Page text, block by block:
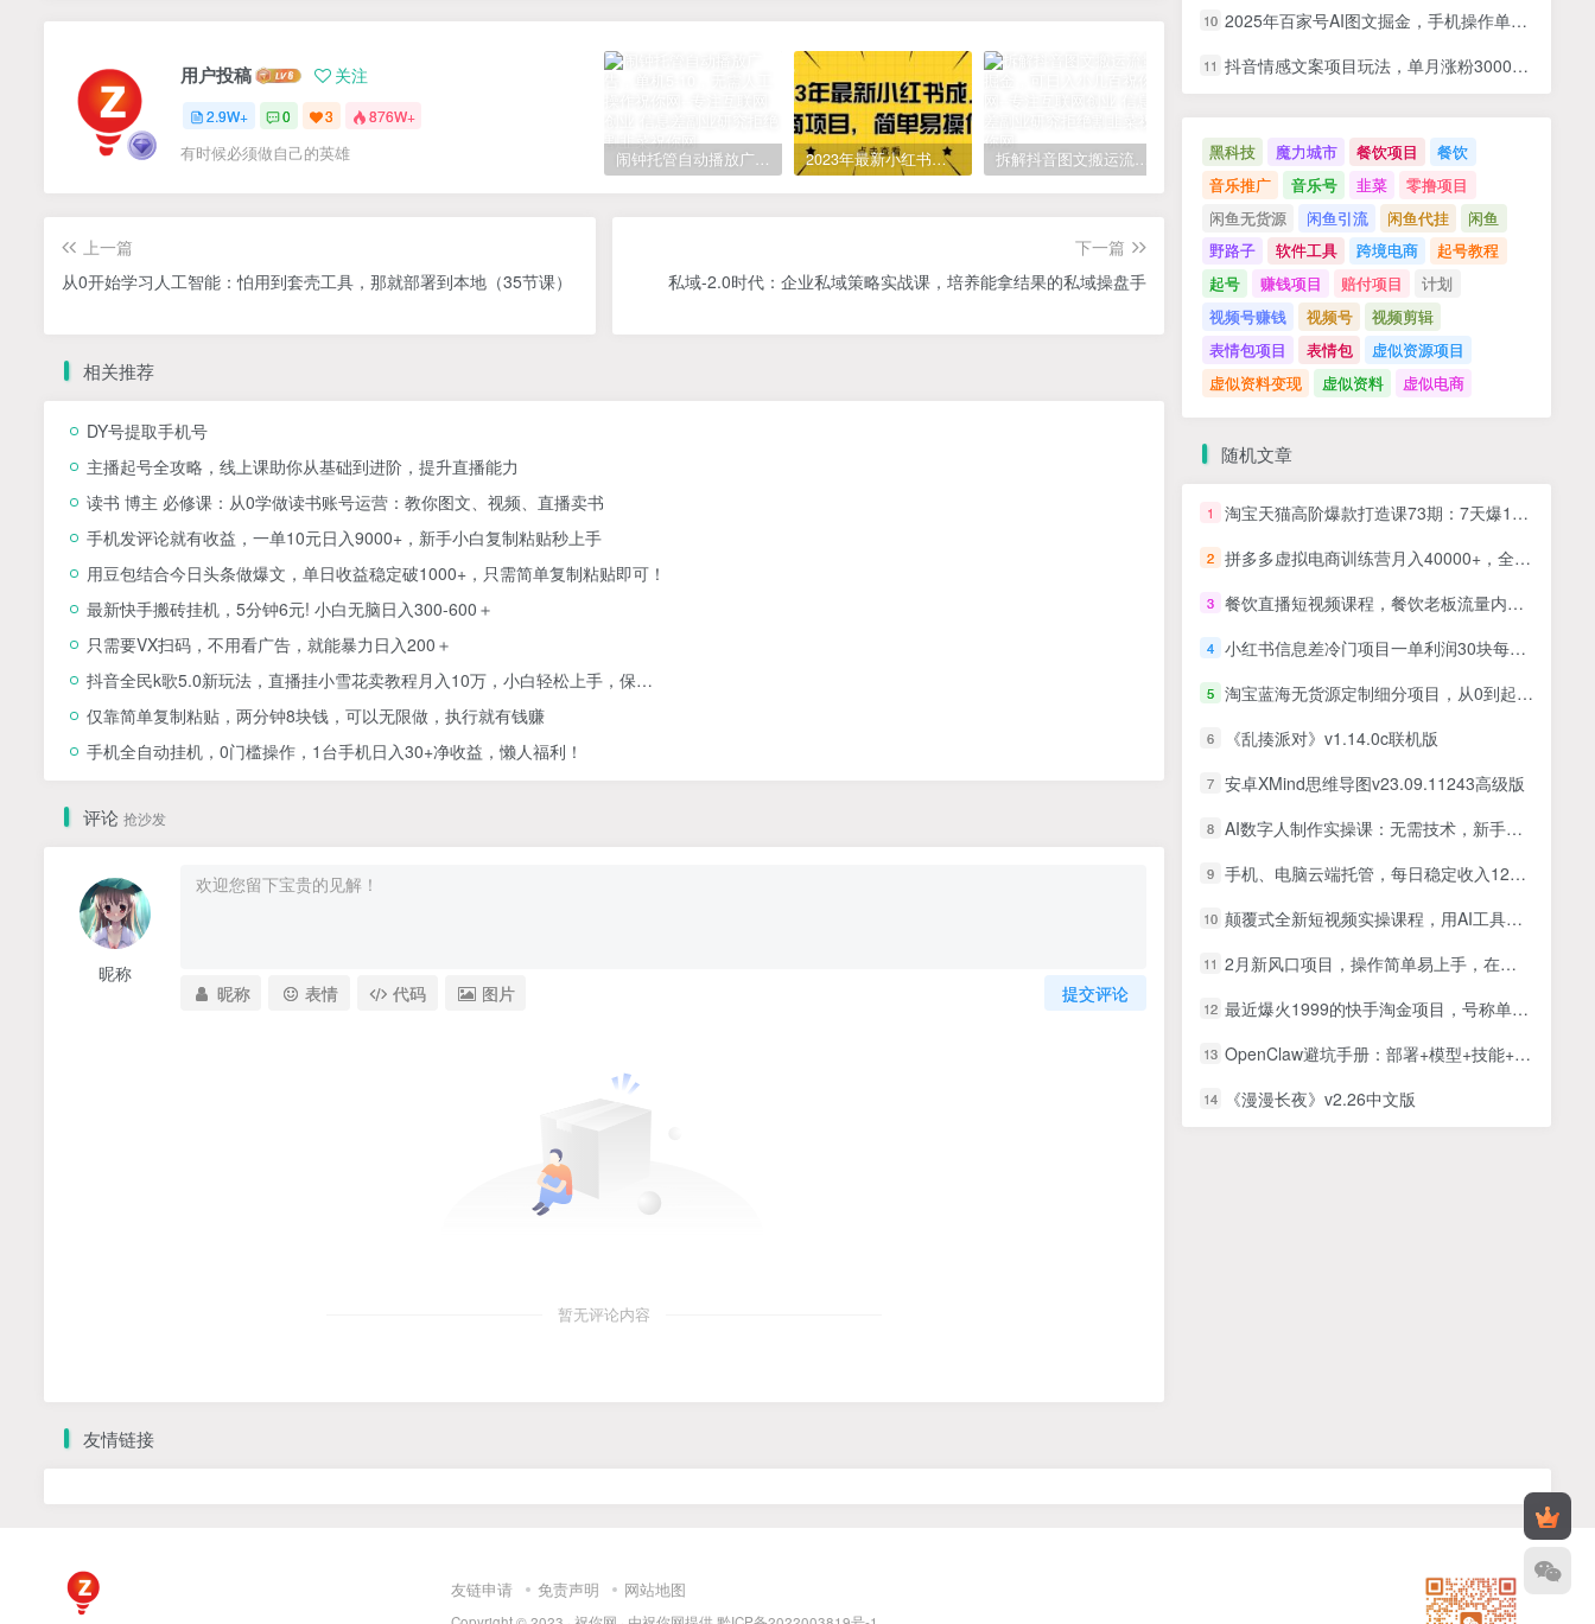
用户投稿 关注
2.9W+ 0 3 876W+
有时候必须做自己的英雄 闹钟托管自动播放广告，单机5-10，无需人工操作 2023年最新小红书成人电商项目，简单易操作【详细教程】 拆解抖音图文搬运流量掘金，可日入小几百 快手星火计划项目玩法，零门槛，单视频收益5000+，保姆级教程
上一篇
从0开始学习人工智能：怕用到套壳工具，那就部署到本地（35节课）
下一篇
私域-2.0时代：企业私域策略实战课，培养能拿结果的私域操盘手
相关推荐
DY号提取手机号
主播起号全攻略，线上课助你从基础到进阶，提升直播能力
读书 博主 必修课：从0学做读书账号运营：教你图文、视频、直播卖书
手机发评论就有收益，一单10元日入9000+，新手小白复制粘贴秒上手
用豆包结合今日头条做爆文，单日收益稳定破1000+，只需简单复制粘贴即可！
最新快手搬砖挂机，5分钟6元! 小白无脑日入300-600＋
只需要VX扫码，不用看广告，就能暴力日入200＋
抖音全民k歌5.0新玩法，直播挂小雪花卖教程月入10万，小白轻松上手，保…
仅靠简单复制粘贴，两分钟8块钱，可以无限做，执行就有钱赚
手机全自动挂机，0门槛操作，1台手机日入30+净收益，懒人福利！
评论 抢沙发
昵称
提交评论
昵称 表情 代码 图片
暂无评论内容
10 2025年百家号AI图文掘金，手机操作单号月入4-5位数，低门槛【附指令+工具】
11 抖音情感文案项目玩法，单月涨粉3000+，新手小白也能做
黑科技 魔力城市 餐饮项目
餐饮
音乐推广
音乐号 韭菜
零撸项目
闲鱼无货源
闲鱼引流 闲鱼代挂
闲鱼
野路子
软件工具 跨境电商
起号教程
起号
赚钱项目 赔付项目
计划
视频号赚钱
视频号
视频剪辑
表情包项目
表情包
虚似资源项目
虚似资料变现
虚似资料 虚似电商
随机文章
1 淘宝天猫高阶爆款打造课73期：7天爆1500单的4剑合1战术
2 拼多多虚拟电商训练营月入40000+，全网最详细，你做你也行，暴利稳定长久
3 餐饮直播短视频课程，餐饮老板流量内训营，快速掌握餐饮短视频领域
4 小红书信息差冷门项目一单利润30块每天稳定1.5k左右2个账号操作
5 淘宝蓝海无货源定制细分项目，从0到起店实操全流程
6 《乱揍派对》v1.14.0c联机版
7 安卓XMind思维导图v23.09.11243高级版
8 AI数字人制作实操课：无需技术，新手可操作，免费无限生成数字人技术！
9 手机、电脑云端托管，每日稳定收入120+，小众领域长期稳定
10 颠覆式全新短视频实操课程，用AI工具提升创意与效率，把内容变成实实在在的收益
11 2月新风口项目，操作简单易上手，在线制作到你发财手机壁纸，单日轻松收益5000+
12 最近爆火1999的快手淘金项目，号称单设备一天100~200+【全套详细玩法教程】
13 OpenClaw避坑手册：部署+模型+技能+远程全场景坑点，一次性给你说全，少走弯路
14 《漫漫长夜》v2.26中文版
友情链接
友链申请 免责声明 网站地图